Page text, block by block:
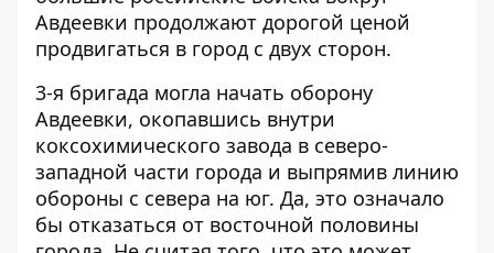
Авдеевки продолжают дорогой ценой
продвигаться в город с двух сторон.
3-я бригада могла начать оборону
Авдеевки, окопавшись внутри
коксохимического завода в северо-
западной части города и выпрямив линию
обороны с севера на юг. Да, это означало
бы отказаться от восточной половины